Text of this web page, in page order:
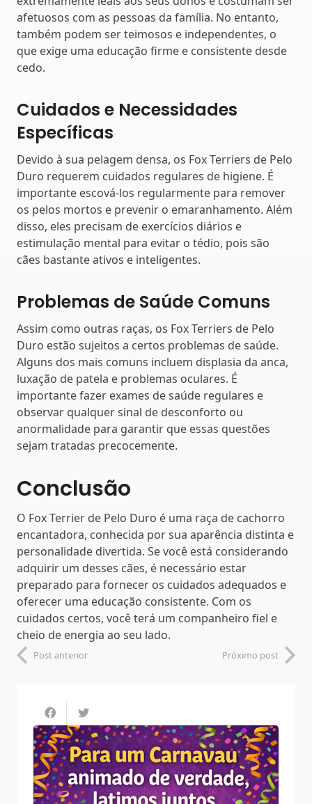
afetuosos com as pessoas da família. No entanto,
também podem ser teimosos e independentes, o
que exige uma educação firme e consistente desde
cedo.
Cuidados e Necessidades
Específicas
Devido à sua pelagem densa, os Fox Terriers de Pelo
Duro requerem cuidados regulares de higiene. É
importante escová-los regularmente para remover
os pelos mortos e prevenir o emaranhamento. Além
disso, eles precisam de exercícios diários e
estimulação mental para evitar o tédio, pois são
cães bastante ativos e inteligentes.
Problemas de Saúde Comuns
Assim como outras raças, os Fox Terriers de Pelo
Duro estão sujeitos a certos problemas de saúde.
Alguns dos mais comuns incluem displasia da anca,
luxação de patela e problemas oculares. É
importante fazer exames de saúde regulares e
observar qualquer sinal de desconforto ou
anormalidade para garantir que essas questões
sejam tratadas precocemente.
Conclusão
O Fox Terrier de Pelo Duro é uma raça de cachorro
encantadora, conhecida por sua aparência distinta e
personalidade divertida. Se você está considerando
adquirir um desses cães, é necessário estar
preparado para fornecer os cuidados adequados e
oferecer uma educação consistente. Com os
cuidados certos, você terá um companheiro fiel e
cheio de energia ao seu lado.
Post anterior Próximo post